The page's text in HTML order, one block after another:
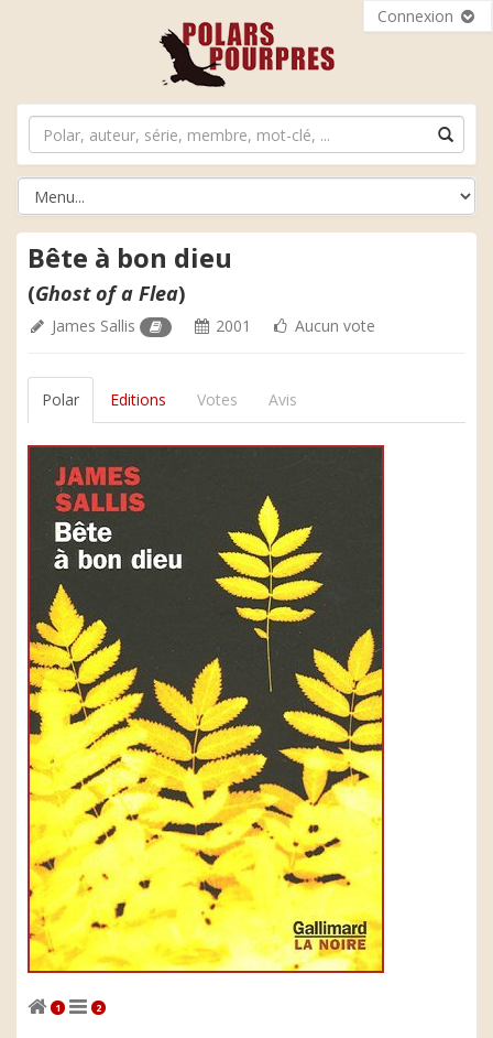
Connexion
Bête à bon dieu
(Ghost of a Flea)
James Sallis 2001 Aucun vote
Polar Editions Votes Avis
1 2